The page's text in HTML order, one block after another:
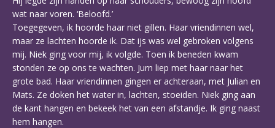
wat naar voren. ‘Beloofd.’
Toegegeven, ik hoorde haar niet gillen. Haar vriendinnen wel,
maar ze lachten hoorde ik. Dat ijs was wel gebroken volgens
mij. Niek ging voor mij, ik volgde. Toen ik beneden kwam
stonden ze op ons te wachten. Jurn liep met haar naar het
grote bad. Haar vriendinnen gingen er achteraan, met Julian en
Mats. Ze doken het water in, lachten, stoeiden. Niek ging aan
de kant hangen en bekeek het van een afstandje. Ik ging naast
hem hangen.